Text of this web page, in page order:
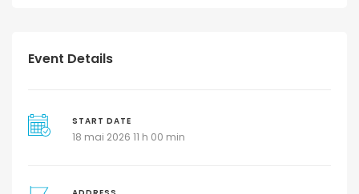
Event Details
START DATE
18 mai 2026 11 h 00 min